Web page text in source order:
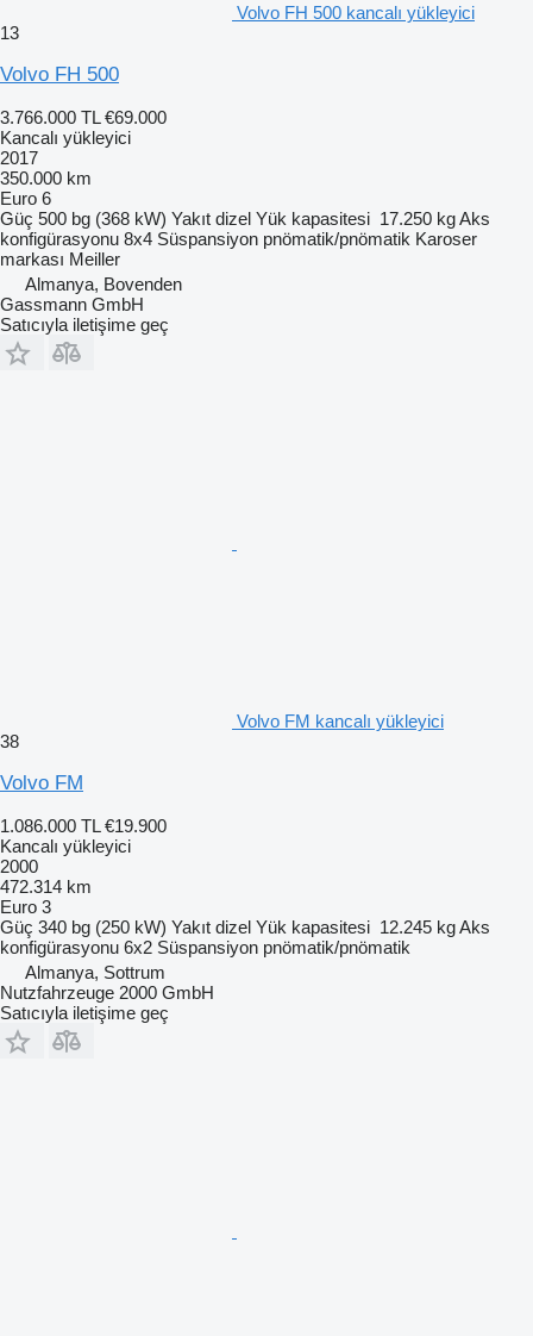
Volvo FH 500 kancalı yükleyici
13
Volvo FH 500
3.766.000 TL €69.000
Kancalı yükleyici
2017
350.000 km
Euro 6
Güç 500 bg (368 kW) Yakıt dizel Yük kapasitesi 17.250 kgAks
konfigürasyonu 8x4 Süspansiyon pnömatik/pnömatik Karoser
markası Meiller
Almanya, Bovenden
Gassmann GmbH
Satıcıyla iletişime geç
Volvo FM kancalı yükleyici
38
Volvo FM
1.086.000 TL €19.900
Kancalı yükleyici
2000
472.314 km
Euro 3
Güç 340 bg (250 kW) Yakıt dizel Yük kapasitesi 12.245 kgAks
konfigürasyonu 6x2 Süspansiyon pnömatik/pnömatik
Almanya, Sottrum
Nutzfahrzeuge 2000 GmbH
Satıcıyla iletişime geç